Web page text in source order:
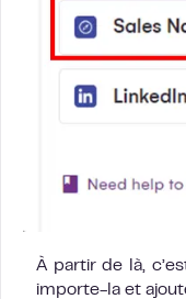
À partir de là,
importe-la et